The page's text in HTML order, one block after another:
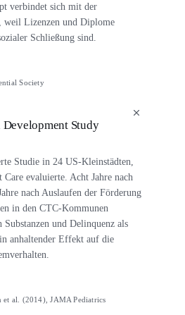
verbindet sich mit der
weil Lizenzen und Diplome
Schließung sind.
Society
Study
Studie in 24 US-Kleinstädten,
evaluierte. Acht Jahre nach
nach Auslaufen der Förderung
in den CTC-Kommunen
und Delinquenz als
anhaltender Effekt auf die
et al. (2014), JAMA Pediatrics